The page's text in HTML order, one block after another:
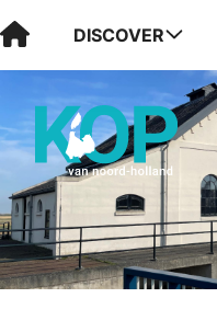
Visit Kop van Holland
DISCOVER